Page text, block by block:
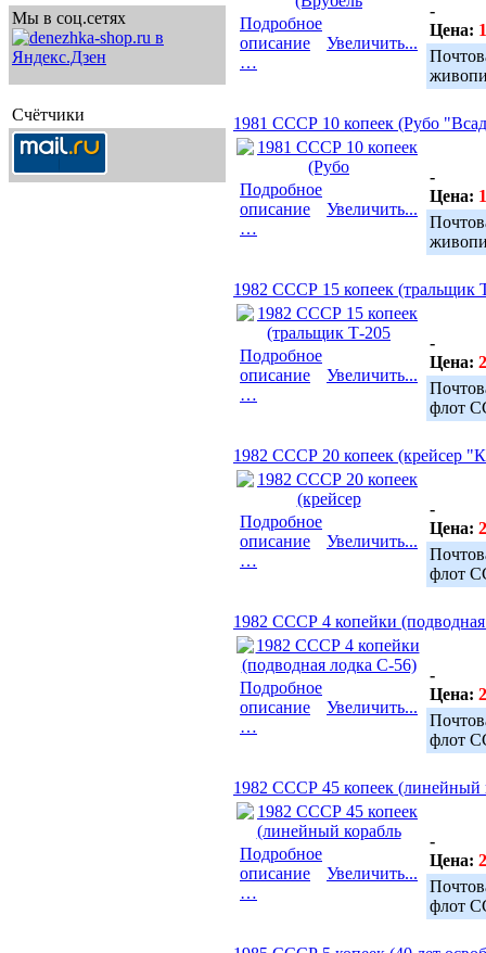
Мы в соц.сетях
Счётчики
Подробное
описание
…
Увеличить...
-
Цена:
1981 СССР 10 копеек (Рубо
Подробное
описание
…
Увеличить...
-
Цена:
1982 СССР 15 копеек (тральщик
Подробное
описание
…
Увеличить...
-
Цена:
флот
1982 СССР 20 копеек (крейсер
Подробное
описание
…
Увеличить...
-
Цена:
флот
1982 СССР 4 копейки
Подробное
описание
…
Увеличить...
-
Цена:
флот
1982 СССР 45 копеек (линейный
Подробное
описание
…
Увеличить...
-
Цена:
флот